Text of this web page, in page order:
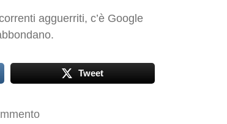
agguerriti, c’è Google
Tweet